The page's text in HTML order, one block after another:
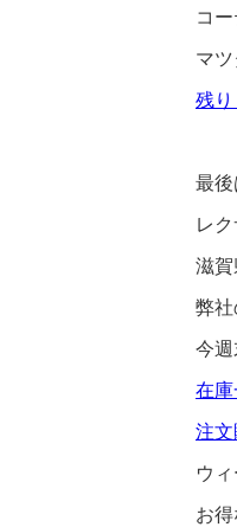
コ
マ
残
最
レ
滋
弊
今
在
注
ウ
お